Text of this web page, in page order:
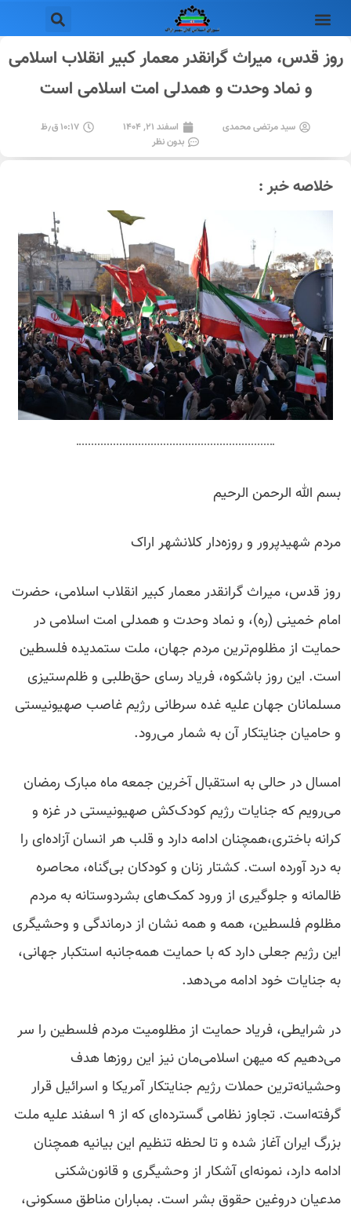
روز قدس، میراث گرانقدر معمار کبیر انقلاب اسلامی
و نماد وحدت و همدلی امت اسلامی است
سید مرتضی محمدی اسفند ۲۱, ۱۴۰۴
۱۰:۱۷ ق٫ظ
بدون نظر
خلاصه خبر :
بسم الله الرحمن الرحیم
مردم شهیدپرور و روزه‌دار کلانشهر اراک
روز قدس، میراث گرانقدر معمار کبیر انقلاب اسلامی، حضرت
امام خمینی (ره)، و نماد وحدت و همدلی امت اسلامی در
حمایت از مظلوم‌ترین مردم جهان، ملت ستمدیده فلسطین
است. این روز باشکوه، فریاد رسای حق‌طلبی و ظلم‌ستیزی
مسلمانان جهان علیه غده سرطانی رژیم غاصب صهیونیستی
و حامیان جنایتکار آن به شمار می‌رود.
امسال در حالی به استقبال آخرین جمعه ماه مبارک رمضان
می‌رویم که جنایات رژیم کودک‌کش صهیونیستی در غزه و
کرانه باختری،همچنان ادامه دارد و قلب هر انسان آزاده‌ای را
به درد آورده است. کشتار زنان و کودکان بی‌گناه، محاصره
ظالمانه و جلوگیری از ورود کمک‌های بشردوستانه به مردم
مظلوم فلسطین، همه و همه نشان از درماندگی و وحشیگری
این رژیم جعلی دارد که با حمایت همه‌جانبه استکبار جهانی،
به جنایات خود ادامه می‌دهد.
در شرایطی، فریاد حمایت از مظلومیت مردم فلسطین را سر
می‌دهیم که میهن اسلامی‌مان نیز این روزها هدف
وحشیانه‌ترین حملات رژیم جنایتکار آمریکا و اسرائیل قرار
گرفته‌است. تجاوز نظامی گسترده‌ای که از ۹ اسفند علیه ملت
بزرگ ایران آغاز شده و تا لحظه تنظیم این بیانیه همچنان
ادامه دارد، نمونه‌ای آشکار از وحشیگری و قانون‌شکنی
مدعیان دروغین حقوق بشر است. بمباران مناطق مسکونی،